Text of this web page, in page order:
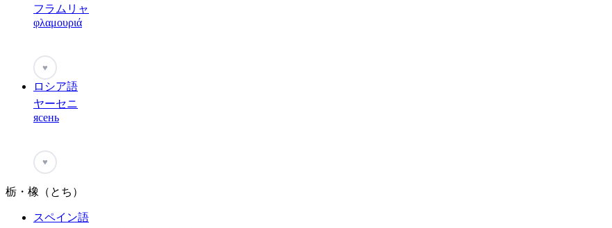
フラムリャ
φλαμουριά
♥
ロシア語
ヤーセニ
ясень
♥
栃・橡（とち）
スペイン語